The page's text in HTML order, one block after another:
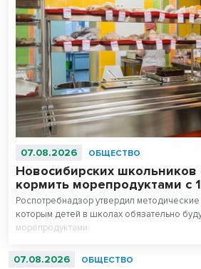
07.08.2026 ОБЩЕСТВО
Новосибирских школьников
кормить морепродуктами с
Роспотребнадзор утвердил методические
которым детей в школах обязательно
морепродуктами.
07.08.2026 ОБЩЕСТВО